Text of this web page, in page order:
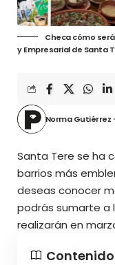
Checa cómo
y Empresarial de Santa
Norma Gutiérrez
Santa Tere se ha
barrios más
deseas conocer
podrás sumarte a
realizarán en
Contenido